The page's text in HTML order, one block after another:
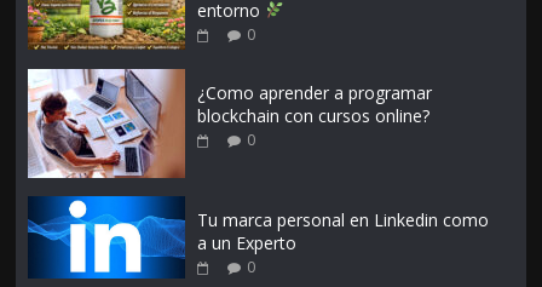
entorno
0
¿Como aprender a programar
blockchain con cursos online?
0
Tu marca personal en Linkedin como
a un Experto
0